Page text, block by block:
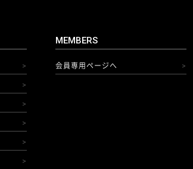
>
>
>
>
>
>
MEMBERS
会員専用ページへ >